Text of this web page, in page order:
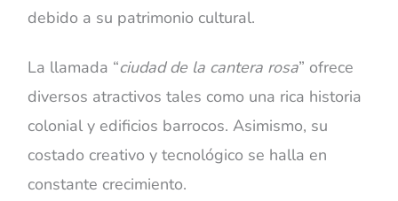
debido a su patrimonio cultural.
La llamada “ciudad de la cantera rosa” ofrece
diversos atractivos tales como una rica historia
colonial y edificios barrocos. Asimismo, su
costado creativo y tecnológico se halla en
constante crecimiento.